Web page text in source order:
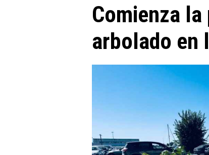
Comienza
arbolado en